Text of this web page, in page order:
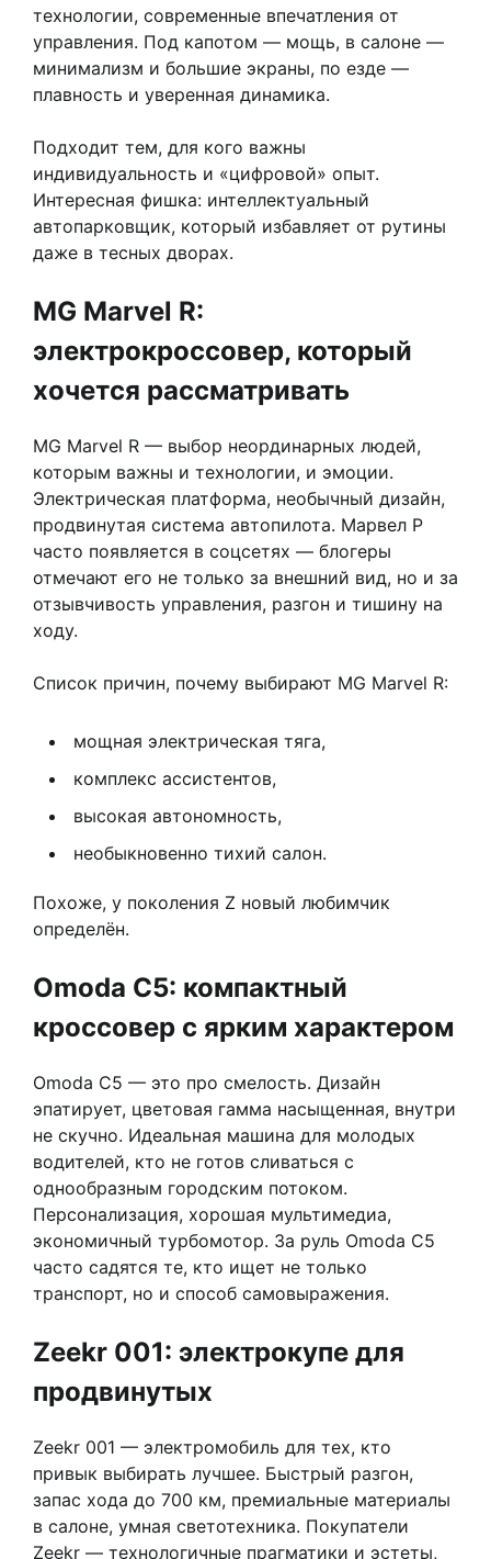
технологии, современные впечатления от
управления. Под капотом — мощь, в салоне —
минимализм и большие экраны, по езде —
плавность и уверенная динамика.
Подходит тем, для кого важны
индивидуальность и «цифровой» опыт.
Интересная фишка: интеллектуальный
автопарковщик, который избавляет от рутины
даже в тесных дворах.
MG Marvel R:
электрокроссовер, который
хочется рассматривать
MG Marvel R — выбор неординарных людей,
которым важны и технологии, и эмоции.
Электрическая платформа, необычный дизайн,
продвинутая система автопилота. Марвел Р
часто появляется в соцсетях — блогеры
отмечают его не только за внешний вид, но и за
отзывчивость управления, разгон и тишину на
ходу.
Список причин, почему выбирают MG Marvel R:
мощная электрическая тяга,
комплекс ассистентов,
высокая автономность,
необыкновенно тихий салон.
Похоже, у поколения Z новый любимчик
определён.
Omoda C5: компактный
кроссовер с ярким характером
Omoda C5 — это про смелость. Дизайн
эпатирует, цветовая гамма насыщенная, внутри
не скучно. Идеальная машина для молодых
водителей, кто не готов сливаться с
однообразным городским потоком.
Персонализация, хорошая мультимедиа,
экономичный турбомотор. За руль Omoda C5
часто садятся те, кто ищет не только
транспорт, но и способ самовыражения.
Zeekr 001: электрокупе для
продвинутых
Zeekr 001 — электромобиль для тех, кто
привык выбирать лучшее. Быстрый разгон,
запас хода до 700 км, премиальные материалы
в салоне, умная светотехника. Покупатели
Zeekr — технологичные прагматики и эстеты,